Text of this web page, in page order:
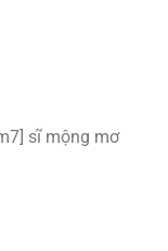
sĩ mộng mơ